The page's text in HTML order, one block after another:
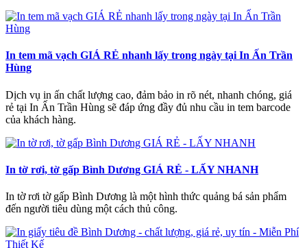
In tem mã vạch GIÁ RẺ nhanh lấy trong ngày tại In Ấn Trần
Hùng
Dịch vụ in ấn chất lượng cao, đảm bảo in rõ nét, nhanh chóng, giá
rẻ tại In Ấn Trần Hùng sẽ đáp ứng đầy đủ nhu cầu in tem barcode
của khách hàng.
In tờ rơi, tờ gấp Bình Dương GIÁ RẺ - LẤY NHANH
In tờ rơi tờ gấp Bình Dương là một hình thức quảng bá sản phẩm
đến người tiêu dùng một cách thủ công.